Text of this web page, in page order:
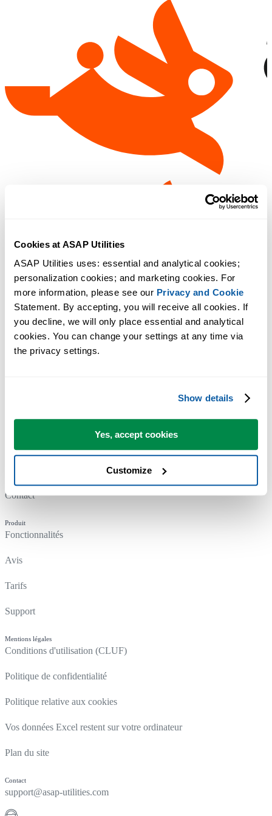
Cookies at ASAP Utilities
ASAP Utilities uses: essential and analytical cookies;
personalization cookies; and marketing cookies. For
more information, please see our Privacy and Cookie
Statement. By accepting, you will receive all cookies. If
you decline, we will only place essential and analytical
cookies. You can change your settings at any time via
the privacy settings.
Show details
Yes, accept cookies
Customize
Nos valeurs
Organisations utilisant ASAP Utilities
Contact
Produit
Fonctionnalités
Avis
Tarifs
Support
Mentions légales
Conditions d'utilisation (CLUF)
Politique de confidentialité
Politique relative aux cookies
Vos données Excel restent sur votre ordinateur
Plan du site
Contact
support@asap-utilities.com